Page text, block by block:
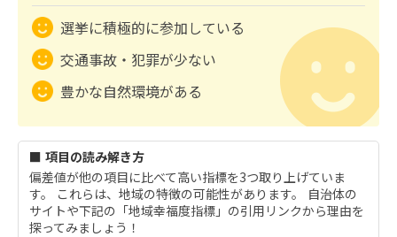
選挙に積極的に参加している
交通事故・犯罪が少ない
豊かな自然環境がある
■ 項目の読み解き方
偏差値が他の項目に比べて高い指標を3つ取り上げていま
す。 これらは、地域の特徴の可能性があります。 自治体の
サイトや下記の「地域幸福度指標」の引用リンクから理由を
探ってみましょう！